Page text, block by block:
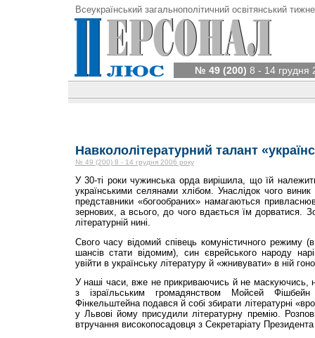
Всеукраїнський загальнополітичний освітянський
№ 49 (200) 8 - 14 грудня
Навкололітературний талант
№ 49 (200) 8 - 14 грудня 2006 року
У 30-ті роки чужинська орда вирішила, що їй
українськими селянами хлібом. Унаслідок чого
представники «богообраних» намагаються
зернових, а всього, до чого вдається їм дорватися.
літературній нині.
Свого часу відомий співець комуністичного режиму
шансів стати відомим), син єврейського народу
увійти в українську літературу й «жнивувати» в ній
У наші часи, вже не прикриваючись й не маскуючись,
з ізраїльським громадянством Мойсей
Фінкельштейна подався й собі збирати літературні
у Львові йому присудили літературну премію.
втручання високопосадовця з Секретаріату